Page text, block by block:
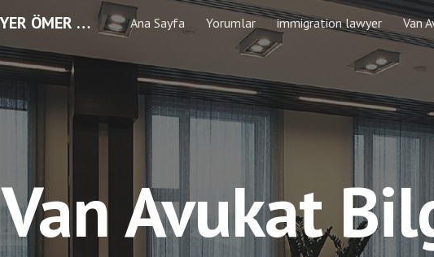
Skip to main content Skip to
TURKEY IMMIGRATION LAWYER ÖMER CİMCAK Ana Sayfa Yorumlar immigration lawyer Van
Van Avukat